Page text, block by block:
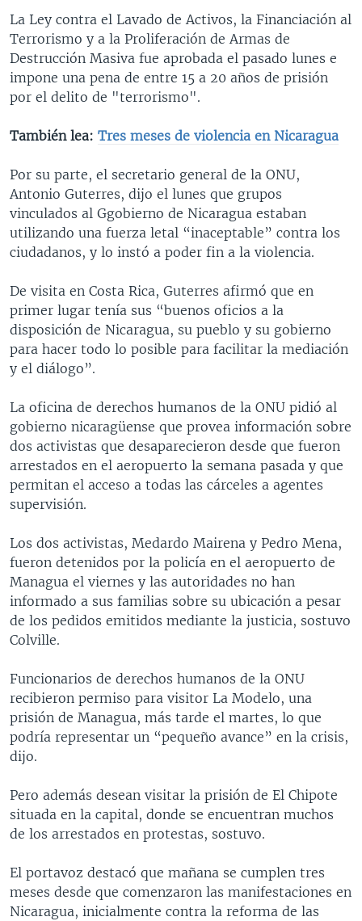
La Ley contra el Lavado de Activos, la Financiación al
Terrorismo y a la Proliferación de Armas de
Destrucción Masiva fue aprobada el pasado lunes e
impone una pena de entre 15 a 20 años de prisión
por el delito de "terrorismo".
También lea: Tres meses de violencia en Nicaragua​
Por su parte, el secretario general de la ONU,
Antonio Guterres, dijo el lunes que grupos
vinculados al Ggobierno de Nicaragua estaban
utilizando una fuerza letal “inaceptable” contra los
ciudadanos, y lo instó a poder fin a la violencia.
De visita en Costa Rica, Guterres afirmó que en
primer lugar tenía sus “buenos oficios a la
disposición de Nicaragua, su pueblo y su gobierno
para hacer todo lo posible para facilitar la mediación
y el diálogo”.
La oficina de derechos humanos de la ONU pidió al
gobierno nicaragüense que provea información sobre
dos activistas que desaparecieron desde que fueron
arrestados en el aeropuerto la semana pasada y que
permitan el acceso a todas las cárceles a agentes
supervisión.
Los dos activistas, Medardo Mairena y Pedro Mena,
fueron detenidos por la policía en el aeropuerto de
Managua el viernes y las autoridades no han
informado a sus familias sobre su ubicación a pesar
de los pedidos emitidos mediante la justicia, sostuvo
Colville.
Funcionarios de derechos humanos de la ONU
recibieron permiso para visitor La Modelo, una
prisión de Managua, más tarde el martes, lo que
podría representar un “pequeño avance” en la crisis,
dijo.
Pero además desean visitar la prisión de El Chipote
situada en la capital, donde se encuentran muchos
de los arrestados en protestas, sostuvo.
El portavoz destacó que mañana se cumplen tres
meses desde que comenzaron las manifestaciones en
Nicaragua, inicialmente contra la reforma de las